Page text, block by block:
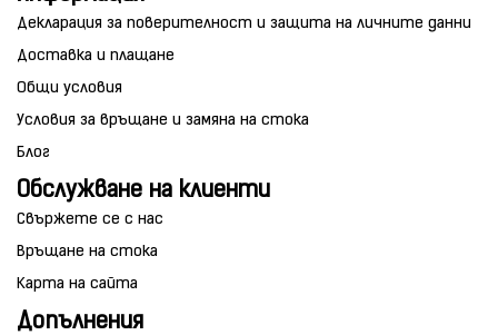
Декларация за поверителност и защита на личните данни
Доставка и плащане
Общи условия
Условия за връщане и замяна на стока
Блог
Обслужване на клиенти
Свържете се с нас
Връщане на стока
Карта на сайта
Допълнения